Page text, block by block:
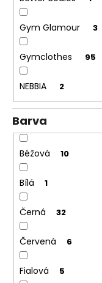
Gym Glamour 3
Gymclothes 95
NEBBIA 2
Barva
Béžová 10
Bílá 1
Černá 32
Červená 6
Fialová 5
u
m